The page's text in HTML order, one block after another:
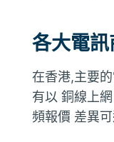
各大電
在香港,主要
有以 銅線上
頻報價 差異